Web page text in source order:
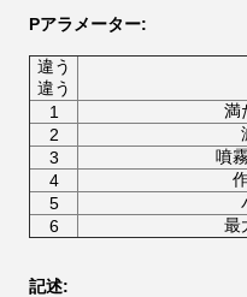
Pアラメーター:
違う
違う
1
満
2
3
噴
4
5
6
最
記述: